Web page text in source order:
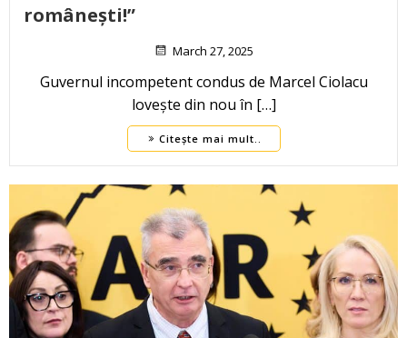
românești!”
March 27, 2025
Guvernul incompetent condus de Marcel Ciolacu
lovește din nou în […]
Citește mai mult..